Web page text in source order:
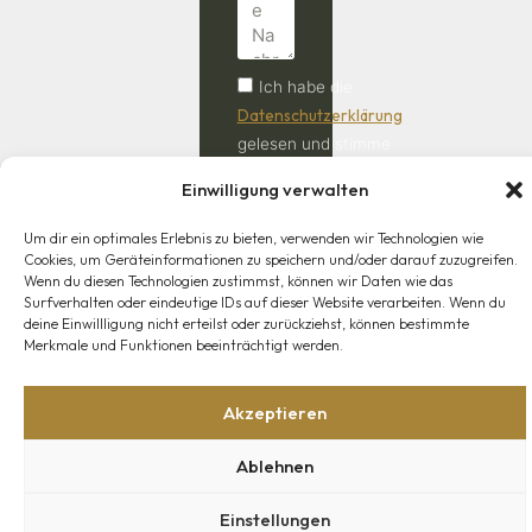
Einwilligung verwalten
Um dir ein optimales Erlebnis zu bieten, verwenden wir Technologien wie
Cookies, um Geräteinformationen zu speichern und/oder darauf zuzugreifen.
Wenn du diesen Technologien zustimmst, können wir Daten wie das
Surfverhalten oder eindeutige IDs auf dieser Website verarbeiten. Wenn du
deine Einwillligung nicht erteilst oder zurückziehst, können bestimmte
Merkmale und Funktionen beeinträchtigt werden.
Akzeptieren
Ablehnen
Einstellungen
Ich habe die
Datenschutzerklärung
gelesen und stimme
meiner Daten zu.
Anfrage
absenden
Lieferung Widerrufsrecht
© 2026 - Jagdwaffen & Sportwaffen Klaus Pickert. Alle